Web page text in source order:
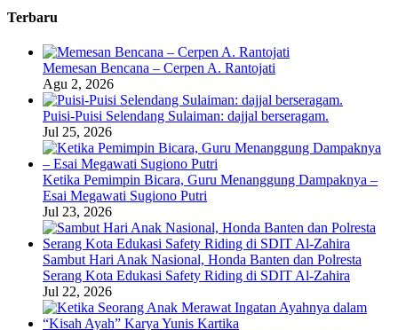
Terbaru
Memesan Bencana – Cerpen A. Rantojati
Agu 2, 2026
Puisi-Puisi Selendang Sulaiman: dajjal berseragam.
Jul 25, 2026
Ketika Pemimpin Bicara, Guru Menanggung Dampaknya –
Esai Megawati Sugiono Putri
Jul 23, 2026
Sambut Hari Anak Nasional, Honda Banten dan Polresta
Serang Kota Edukasi Safety Riding di SDIT Al-Zahira
Jul 22, 2026